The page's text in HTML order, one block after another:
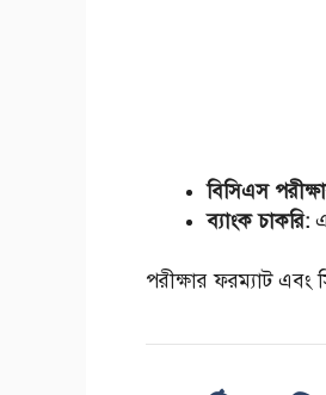
বিসিএস
ব্যাংক চাকরি:
পরীক্ষার ফরম্যাট এবং